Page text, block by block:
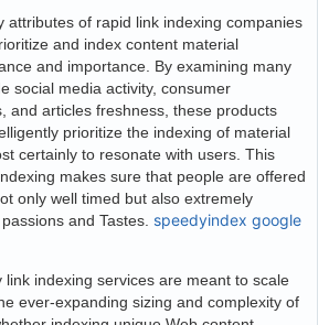
attributes of rapid link indexing companies
and index content material
and importance. By examining many
social media activity, consumer
and articles freshness, these products
prioritize the indexing of material
certainly to resonate with users. This
makes sure that people are offered
only well timed but also extremely
and Tastes. speedyindex google
link indexing services are meant to scale
ever-expanding sizing and complexity of